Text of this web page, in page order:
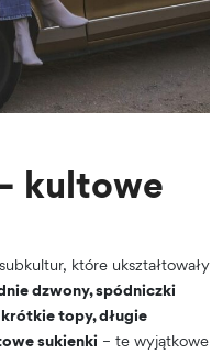
kultowe
które ukształtowały
dzwony, spódniczki
topy, długie
sukienki – te wyjątkowe